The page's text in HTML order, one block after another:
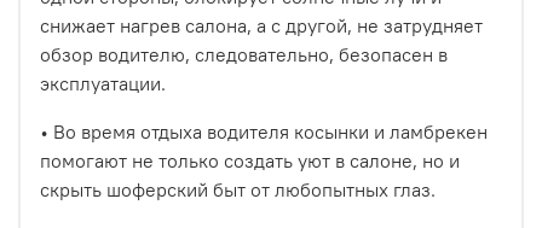
снижает нагрев салона, а с другой, не затрудняет
обзор водителю, следовательно, безопасен в
эксплуатации.
• Во время отдыха водителя косынки и ламбрекен
помогают не только создать уют в салоне, но и
скрыть шоферский быт от любопытных глаз.